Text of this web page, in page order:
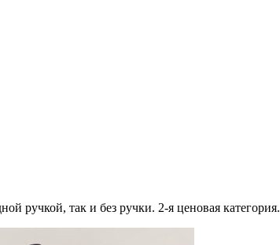
ручкой, так и без ручки. 2-я ценовая категория.